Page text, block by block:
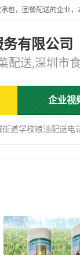
有限公司
企业视
街道学校粮油配送电